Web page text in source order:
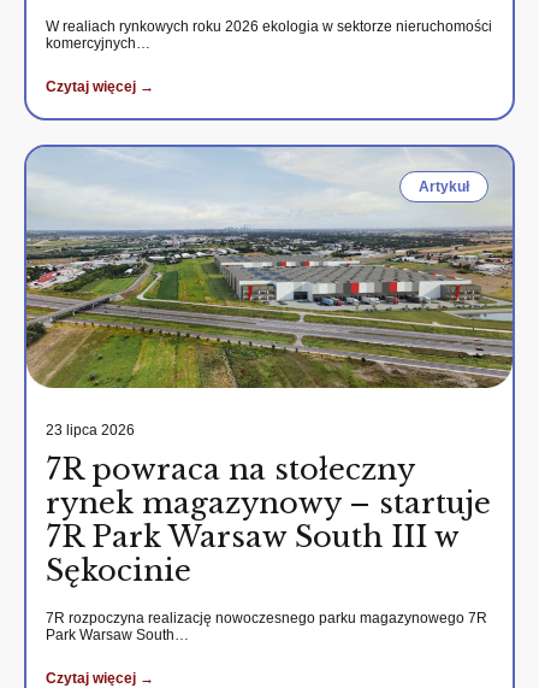
W realiach rynkowych roku 2026 ekologia w sektorze nieruchomości
komercyjnych…
Czytaj więcej →
Artykuł
23 lipca 2026
7R powraca na stołeczny
rynek magazynowy – startuje
7R Park Warsaw South III w
Sękocinie
7R rozpoczyna realizację nowoczesnego parku magazynowego 7R
Park Warsaw South…
Czytaj więcej →